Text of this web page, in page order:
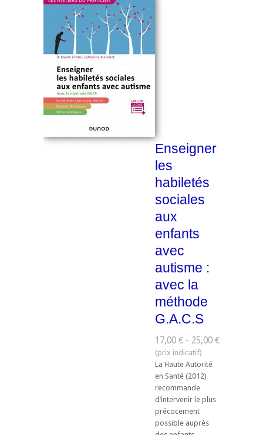
Enseigner
les
habiletés
sociales
aux
enfants
avec
autisme :
avec la
méthode
G.A.C.S
17,00 € - 25,00 €
La Haute Autorité
en Santé (2012)
recommande
d’intervenir le plus
précocement
possible auprès